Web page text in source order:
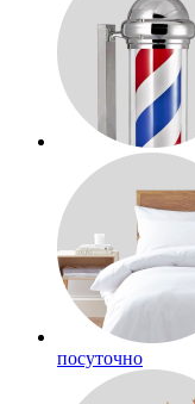
посуточно